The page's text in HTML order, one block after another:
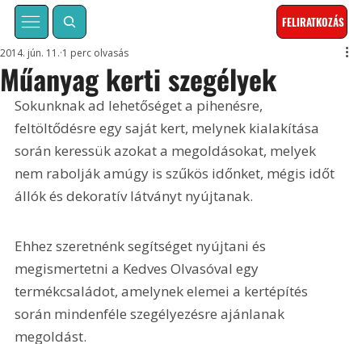
FELIRATKOZÁS
Műanyag kerti szegélyek
2014. jún. 11. 1 perc olvasás
Sokunknak ad lehetőséget a pihenésre,
feltöltődésre egy saját kert, melynek kialakítása
során keressük azokat a megoldásokat, melyek
nem rabolják amúgy is szűkös időnket, mégis időt
állók és dekoratív látványt nyújtanak.
Ehhez szeretnénk segítséget nyújtani és
megismertetni a Kedves Olvasóval egy
termékcsaládot, amelynek elemei a kertépítés
során mindenféle szegélyezésre ajánlanak
megoldást.